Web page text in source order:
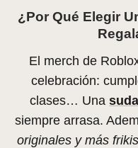
¿Por Qué Elegir
El merch de
celebración:
clases… Una
siempre arrasa.
originales y más